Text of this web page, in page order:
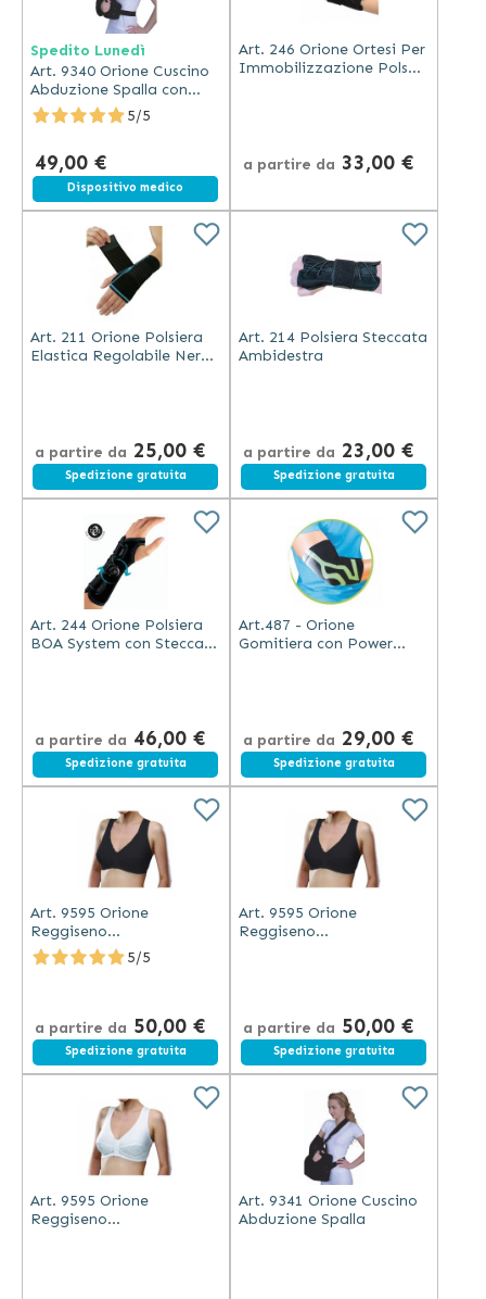
Spedito Lunedì
Art. 9340 Orione Cuscino
Abduzione Spalla con
Cintura Regolabile
5/5
49,00 €
Spedizione gratuita
Dispositivo medico
Art. 246 Orione Ortesi Per
Immobilizzazione Polso
a partire da 33,00 €
Art. 211 Orione Polsiera
Elastica Regolabile Nero
a partire da 25,00 €
Spedizione gratuita
Art. 214 Polsiera Steccata
Ambidestra
a partire da 23,00 €
Spedizione gratuita
Art. 244 Orione Polsiera
BOA System con Stecca
a partire da 46,00 €
Spedizione gratuita
Art.487 - Orione
Gomitiera con Power
a partire da 29,00 €
Spedizione gratuita
Art. 9595 Orione
Reggiseno
Raddrizzaspalle Nero
Coppa C
5/5
a partire da 50,00 €
Spedizione gratuita
Art. 9595 Orione
Reggiseno
a partire da 50,00 €
Spedizione gratuita
Art. 9595 Orione
Reggiseno
Art. 9341 Orione Cuscino
Abduzione Spalla